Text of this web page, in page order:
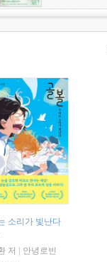
소리가 빛난다
저
안녕로빈